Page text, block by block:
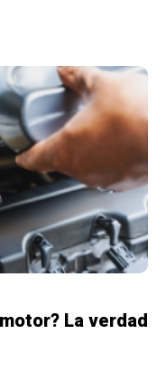
La verdad